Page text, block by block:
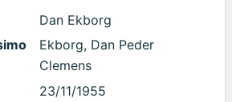
Dan Ekborg
Ekborg, Dan Peder
Clemens
23/11/1955